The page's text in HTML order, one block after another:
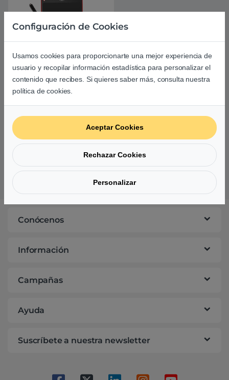
Leotec Sketchboard Ten Roja
10″ – Mini Pizarra Digital
20,11€
LEOTEC
Tu opinión nos importa
Conócenos
Información
Campañas
Ayuda
Suscríbete a nuestra newsletter
Configuración de Cookies
Usamos cookies para proporcionarte una mejor experiencia de
usuario y recopilar información estadística para personalizar el
contenido que recibes. Si quieres saber más, consulta nuestra
política de cookies.
Aceptar Cookies
Rechazar Cookies
Personalizar